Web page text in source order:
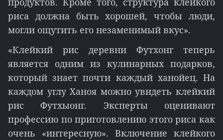
риса должна быть хорошей, чтобы люди,
могли ощутить его незаменимый вкус».
«Клейкий рис деревни Футхонг теперь
является одним из кулинарных подарков,
который знает почти каждый ханойец. На
каждом углу Ханоя можно увидеть клейкий
рис Футхыонг. Эксперты оценивают
профессию по приготовлению этого риса как
очень «интересную». Включение клейкого